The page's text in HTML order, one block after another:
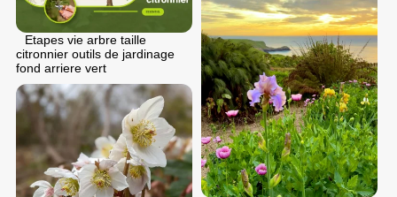
Etapes vie arbre taille
citronnier outils de jardinage
fond arriere vert